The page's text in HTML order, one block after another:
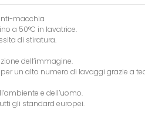
macchia
a 50°C in lavatrice.
di stiratura.
dell’immagine.
un alto numero di lavaggi grazie a
e dell’uomo.
gli standard europei.